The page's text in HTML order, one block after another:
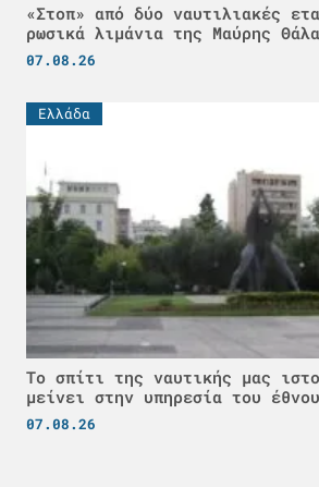
«Στοπ» από δύο ναυτιλιακές
ρωσικά λιμάνια της Μαύρης
07.08.26
Ελλάδα
Το σπίτι της ναυτικής μας
μείνει στην υπηρεσία του
07.08.26